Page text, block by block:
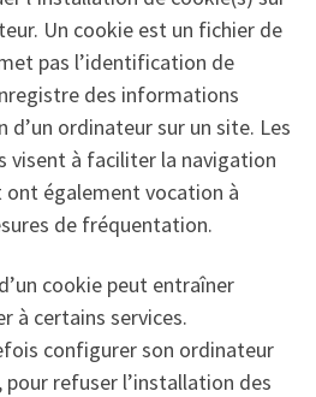
Un cookie est un fichier de
pas l’identification de
des informations
d’un ordinateur sur un site. Les
visent à faciliter la navigation
également vocation à
de fréquentation.
cookie peut entraîner
à certains services.
configurer son ordinateur
refuser l’installation des